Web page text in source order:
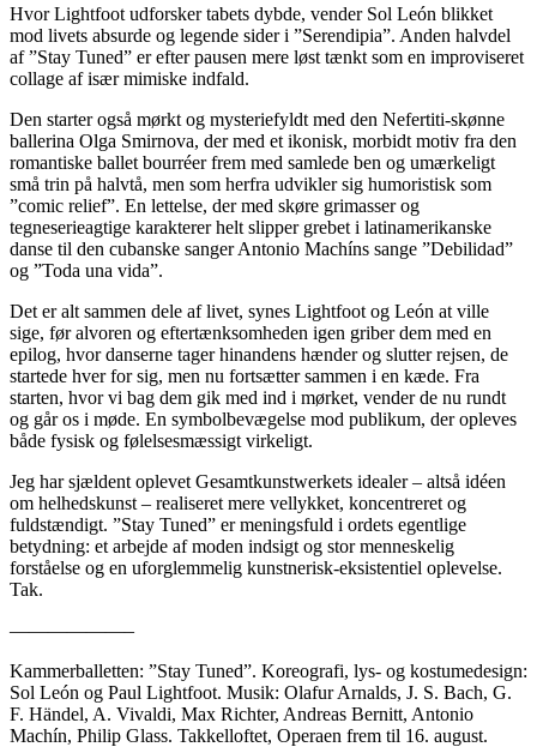
Hvor Lightfoot udforsker tabets dybde, vender Sol León blikket
mod livets absurde og legende sider i ”Serendipia”. Anden halvdel
af ”Stay Tuned” er efter pausen mere løst tænkt som en improviseret
collage af især mimiske indfald.
Den starter også mørkt og mysteriefyldt med den Nefertiti-skønne
ballerina Olga Smirnova, der med et ikonisk, morbidt motiv fra den
romantiske ballet bourréer frem med samlede ben og umærkeligt
små trin på halvtå, men som herfra udvikler sig humoristisk som
”comic relief”. En lettelse, der med skøre grimasser og
tegneserieagtige karakterer helt slipper grebet i latinamerikanske
danse til den cubanske sanger Antonio Machíns sange ”Debilidad”
og ”Toda una vida”.
Det er alt sammen dele af livet, synes Lightfoot og León at ville
sige, før alvoren og eftertænksomheden igen griber dem med en
epilog, hvor danserne tager hinandens hænder og slutter rejsen, de
startede hver for sig, men nu fortsætter sammen i en kæde. Fra
starten, hvor vi bag dem gik med ind i mørket, vender de nu rundt
og går os i møde. En symbolbevægelse mod publikum, der opleves
både fysisk og følelsesmæssigt virkeligt.
Jeg har sjældent oplevet Gesamtkunstwerkets idealer – altså idéen
om helhedskunst – realiseret mere vellykket, koncentreret og
fuldstændigt. ”Stay Tuned” er meningsfuld i ordets egentlige
betydning: et arbejde af moden indsigt og stor menneskelig
forståelse og en uforglemmelig kunstnerisk-eksistentiel oplevelse.
Tak.
——————–
Kammerballetten: ”Stay Tuned”. Koreografi, lys- og kostumedesign:
Sol León og Paul Lightfoot. Musik: Olafur Arnalds, J. S. Bach, G.
F. Händel, A. Vivaldi, Max Richter, Andreas Bernitt, Antonio
Machín, Philip Glass. Takkelloftet, Operaen frem til 16. august.